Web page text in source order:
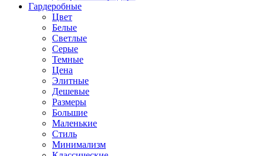
Гардеробные
Цвет
Белые
Светлые
Серые
Темные
Цена
Элитные
Дешевые
Размеры
Большие
Маленькие
Стиль
Минимализм